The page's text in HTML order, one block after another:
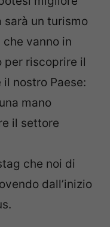
sarà un turismo
vanno in
per riscoprire il
nostro Paese:
mano
il settore
che noi di
dall’inizio